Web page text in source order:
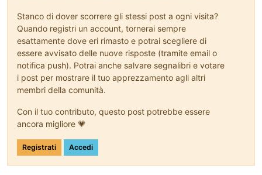
Stanco di dover scorrere gli stessi post a ogni visita?
Quando registri un account, tornerai sempre
esattamente dove eri rimasto e potrai scegliere di
essere avvisato delle nuove risposte (tramite email o
notifica push). Potrai anche salvare segnalibri e votare
i post per mostrare il tuo apprezzamento agli altri
membri della comunità.
Con il tuo contributo, questo post potrebbe essere
ancora migliore 💗
Registrati Accedi